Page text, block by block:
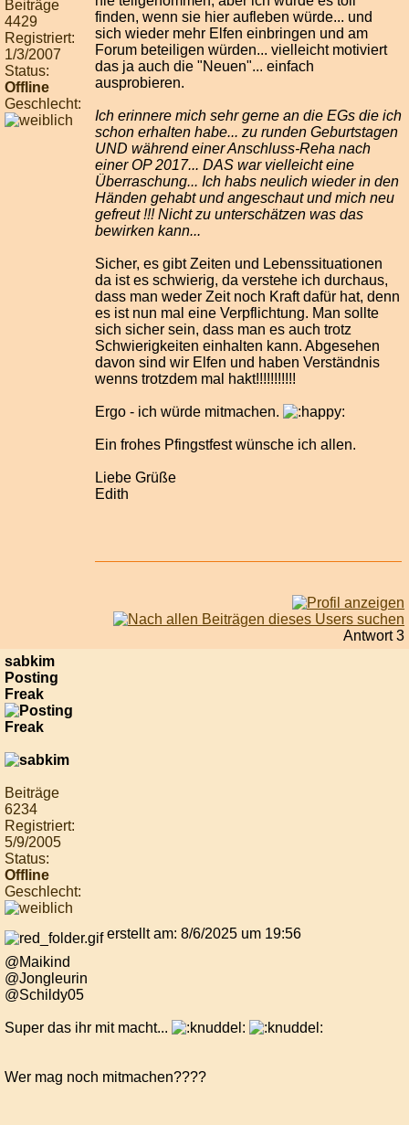
Beiträge
4429
Registriert:
1/3/2007
Status:
Offline
Geschlecht:
finden, wenn sie hier aufleben würde... und
sich wieder mehr Elfen einbringen und am
Forum beteiligen würden... vielleicht motiviert
das ja auch die "Neuen"... einfach
ausprobieren.
Ich erinnere mich sehr gerne an die EGs die ich
schon erhalten habe... zu runden Geburtstagen
UND während einer Anschluss-Reha nach
einer OP 2017... DAS war vielleicht eine
Überraschung... Ich habs neulich wieder in den
Händen gehabt und angeschaut und mich neu
gefreut !!! Nicht zu unterschätzen was das
bewirken kann...
Sicher, es gibt Zeiten und Lebenssituationen
da ist es schwierig, da verstehe ich durchaus,
dass man weder Zeit noch Kraft dafür hat, denn
es ist nun mal eine Verpflichtung. Man sollte
sich sicher sein, dass man es auch trotz
Schwierigkeiten einhalten kann. Abgesehen
davon sind wir Elfen und haben Verständnis
wenns trotzdem mal hakt!!!!!!!!!!!
Ergo - ich würde mitmachen.
Ein frohes Pfingstfest wünsche ich allen.
Liebe Grüße
Edith
Antwort 3
sabkim
Posting
Freak
Beiträge
6234
Registriert:
5/9/2005
Status:
Offline
Geschlecht:
erstellt am: 8/6/2025 um 19:56
@Maikind
@Jongleurin
@Schildy05
Super das ihr mit macht...
Wer mag noch mitmachen????